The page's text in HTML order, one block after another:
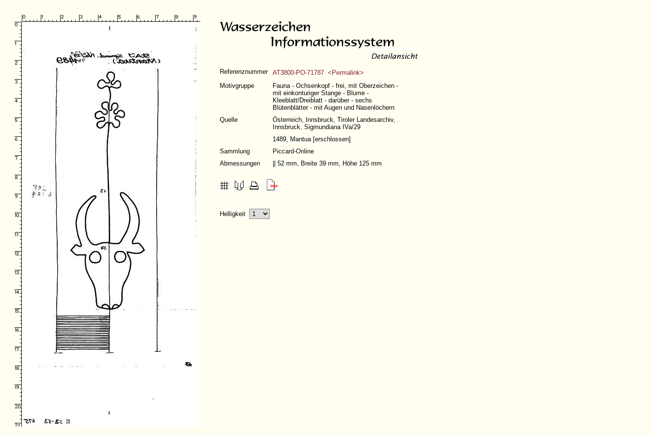
Referenznummer
AT3800-PO-71787 <Permalink>
Motivgruppe
Fauna - Ochsenkopf - frei, mit Oberzeichen -
mit einkonturiger Stange - Blume -
Kleeblatt/Dreiblatt - darüber - sechs
Blütenblätter - mit Augen und Nasenlöchern
Quelle
Österreich, Innsbruck, Tiroler Landesarchiv,
Innsbruck, Sigmundiana IVa/29
1489, Mantua [erschlossen]
Sammlung
Piccard-Online
Abmessungen
|| 52 mm, Breite 39 mm, Höhe 125 mm
Helligkeit